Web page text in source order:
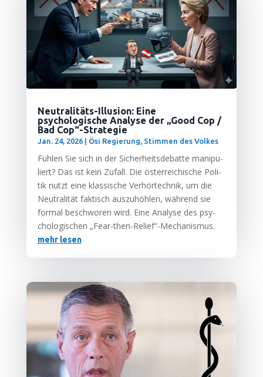
Neutralitäts-Illusion: Eine
psychologische Analyse der „Good Cop /
Bad Cop“-Strategie
Jan. 24, 2026| Ösi Regierung, Stimmen des Volkes
Füh­len Sie sich in der Sicher­heits­de­bat­te mani­pu­
liert? Das ist kein Zufall. Die öster­rei­chi­sche Poli­
tik nutzt eine klas­si­sche Ver­hör­tech­nik, um die
Neu­tra­li­tät fak­tisch aus­zu­höh­len, wäh­rend sie
for­mal beschwo­ren wird. Eine Ana­ly­se des psy­
cho­lo­gi­schen „Fear-then-Relief“-Mechanismus.
mehr lesen